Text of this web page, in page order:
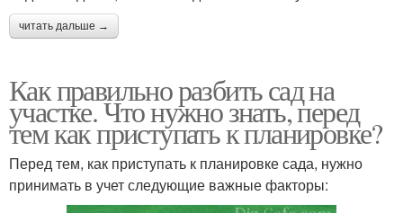
читать дальше →
Как правильно разбить сад на
участке. Что нужно знать, перед
тем как приступать к планировке?
Перед тем, как приступать к планировке сада, нужно
принимать в учет следующие важные факторы: